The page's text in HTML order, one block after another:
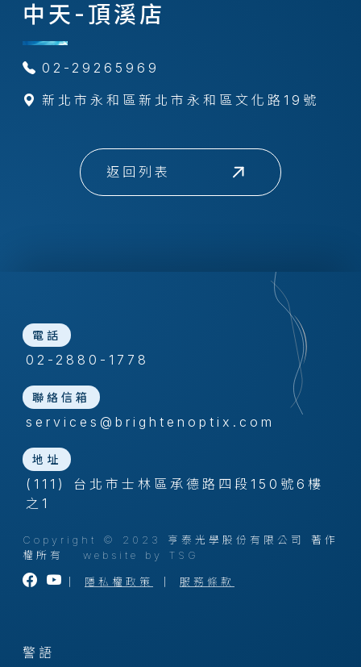
中天-頂溪店
02-29265969
新北市永和區新北市永和區文化路19號
返回列表
電話
02-2880-1778
聯絡信箱
services@brightenoptix.com
地址
(111) 台北市士林區承德路四段150號6樓
之1
Copyright © 2023 亨泰光學股份有限公司 著作
權所有 website by TSG
隱私權政策 服務條款
警語